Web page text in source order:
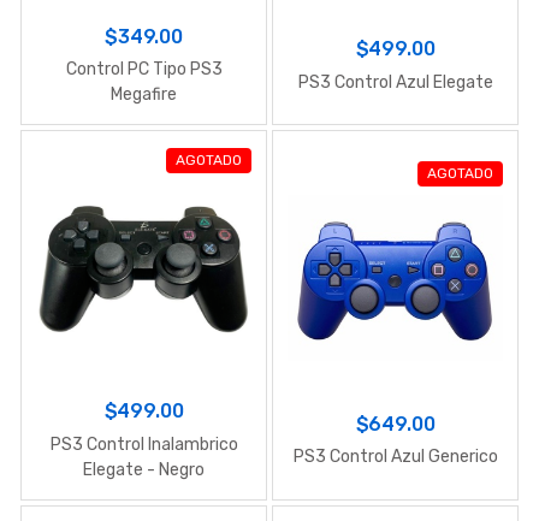
$349.00
Control PC Tipo PS3
Megafire
$499.00
PS3 Control Azul Elegate
AGOTADO
$499.00
PS3 Control Inalambrico
Elegate - Negro
AGOTADO
$649.00
PS3 Control Azul Generico